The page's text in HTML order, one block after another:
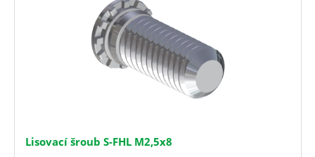
Lisovací šroub S-FHL M2,5x8